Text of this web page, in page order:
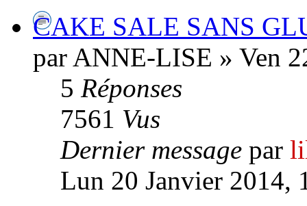
CAKE SALE SANS
par ANNE-LISE » Ven
5 Réponses
7561 Vus
Dernier message par
Lun 20 Janvier 2014,